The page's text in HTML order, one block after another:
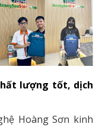
lượng tốt, dịch
Hoàng Sơn kinh